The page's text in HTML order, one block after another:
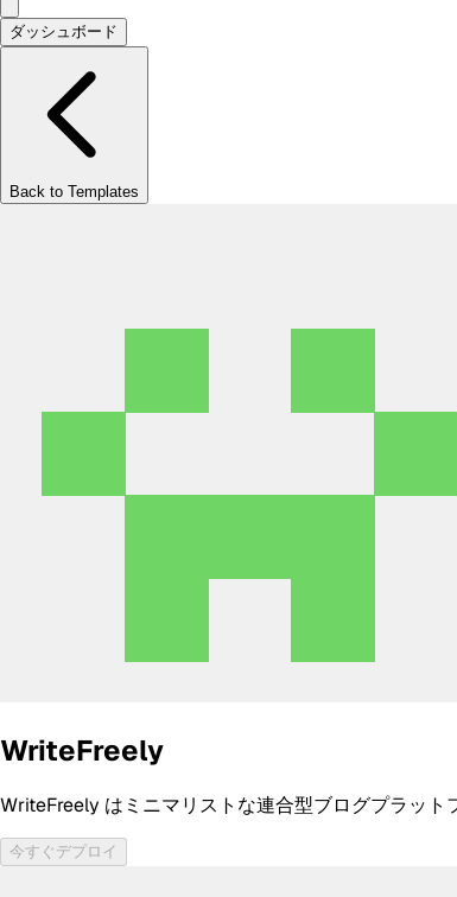
ダッシュボード
Back to Templates
WriteFreely
WriteFreely はミニマリストな連合型ブログプラッ
今すぐデプロイ